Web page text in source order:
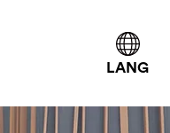
LANG